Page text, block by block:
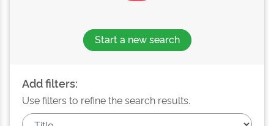
Start a new search
Add filters:
Use filters to refine the search results.